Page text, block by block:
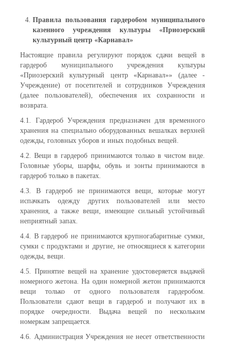
Правила пользования гардеробом муниципального
казенного учреждения культуры «Приозерский
культурный центр «Карнавал»
Настоящие правила регулируют порядок сдачи вещей в
гардероб муниципального учреждения культуры
«Приозерский культурный центр «Карнавал»» (далее -
Учреждение) от посетителей и сотрудников Учреждения
(далее пользователей), обеспечения их сохранности и
возврата.
4.1. Гардероб Учреждения предназначен для временного
хранения на специально оборудованных вешалках верхней
одежды, головных уборов и иных подобных вещей.
4.2. Вещи в гардероб принимаются только в чистом виде.
Головные уборы, шарфы, обувь и зонты принимаются в
гардероб только в пакетах.
4.3. В гардероб не принимаются вещи, которые могут
испачкать одежду других пользователей или место
хранения, а также вещи, имеющие сильный устойчивый
неприятный запах.
4.4. В гардероб не принимаются крупногабаритные сумки,
сумки с продуктами и другие, не относящиеся к категории
одежды, вещи.
4.5. Принятие вещей на хранение удостоверяется выдачей
номерного жетона. На один номерной жетон принимаются
вещи только от одного пользователя гардеробом.
Пользователи сдают вещи в гардероб и получают их в
порядке очередности. Выдача вещей по нескольким
номеркам запрещается.
4.6. Администрация Учреждения не несет ответственности